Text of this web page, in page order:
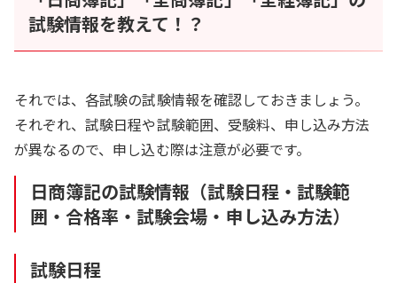
試験情報を教えて！？
それでは、各試験の試験情報を確認しておきましょう。
それぞれ、試験日程や試験範囲、受験料、申し込み方法
が異なるので、申し込む際は注意が必要です。
日商簿記の試験情報（試験日程・試験範
囲・合格率・試験会場・申し込み方法）
試験日程